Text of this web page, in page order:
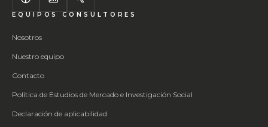
EQUIPOS CONSULTORES
Nosotros
Nuestro equipo
Contacto
Política de Estudios de Mercado e Investigación Social
Declaración de aplicabilidad